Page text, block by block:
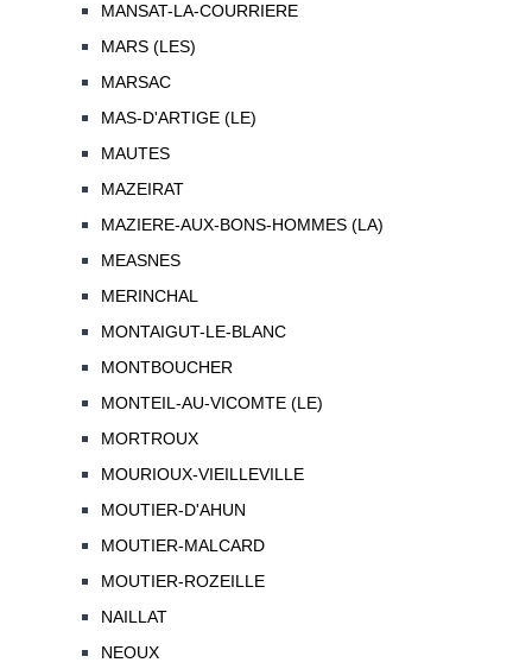
MANSAT-LA-COURRIERE
MARS (LES)
MARSAC
MAS-D'ARTIGE (LE)
MAUTES
MAZEIRAT
MAZIERE-AUX-BONS-HOMMES (LA)
MEASNES
MERINCHAL
MONTAIGUT-LE-BLANC
MONTBOUCHER
MONTEIL-AU-VICOMTE (LE)
MORTROUX
MOURIOUX-VIEILLEVILLE
MOUTIER-D'AHUN
MOUTIER-MALCARD
MOUTIER-ROZEILLE
NAILLAT
NEOUX